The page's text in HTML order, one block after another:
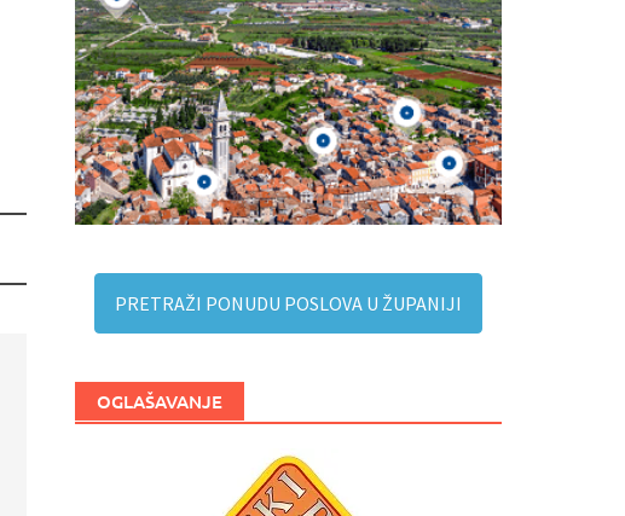
PRETRAŽI PONUDU POSLOVA U ŽUPANIJI
OGLAŠAVANJE